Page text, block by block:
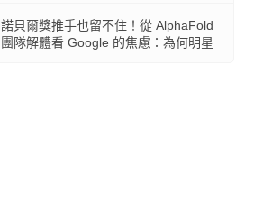
諾貝爾獎推手也留不住！從 AlphaFold
團隊解體看 Google 的焦慮：為何明星